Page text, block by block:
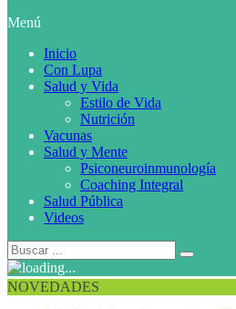
Menú
Inicio
Con Lupa
Salud y Vida
Estilo de Vida
Nutrición
Vacunas
Salud y Mente
Psiconeuroinmunología
Coaching Integral
Salud Pública
Videos
NOVEDADES